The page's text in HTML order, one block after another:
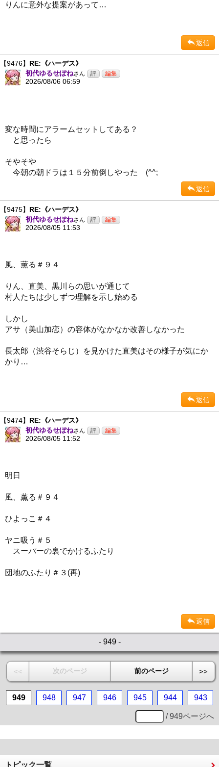
りんに意外な提案があって…
返信
【9476】 RE:《ハーデス》
初代ゆるせぽねさん
2026/08/06 06:59
変な時間にアラームセットしてある？
と思ったら
そやそや
今朝の朝ドラは１５分前倒しやった (^^;
返信
【9475】 RE:《ハーデス》
初代ゆるせぽねさん
2026/08/05 11:53
風、薫る＃９４
りん、直美、黒川らの思いが通じて
村人たちは少しずつ理解を示し始める
しかし
アサ（美山加恋）の容体がなかなか改善しなかった
長太郎（渋谷そらじ）を見かけた直美はその様子が気にか
かり…
返信
【9474】 RE:《ハーデス》
初代ゆるせぽねさん
2026/08/05 11:52
明日
風、薫る＃９４
ひよっこ＃４
ヤニ吸う＃５
スーパーの裏でかけるふたり
団地のふたり＃３(再)
返信
- 949 -
<< 次のページ 前のページ >>
949 948 947 946 945 944 943
/ 949ページへ
トピック一覧